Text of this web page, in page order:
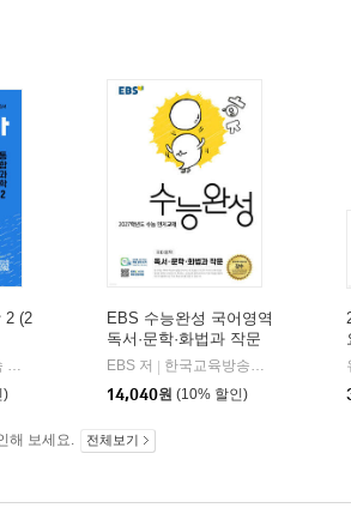
2 (2
김은경,채규선,조향숙 등저
)
EBS 수능완성 국어영역
독서·문학·화법과 작문
(2026년)
EBS 저
한국교육방송공사
14,040원 (10% 할인)
해 보세요. 전체보기